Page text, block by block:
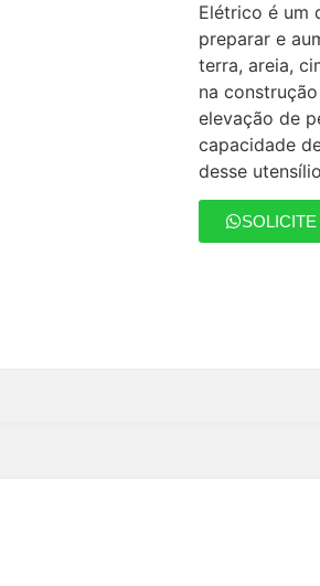
Elétrico é um
preparar e
terra, areia,
na
elevação de
capacidade
desse